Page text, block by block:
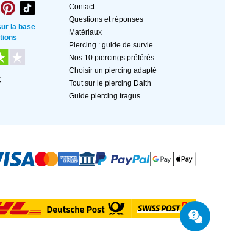
la base
Contact
Questions et réponses
Matériaux
Piercing : guide de survie
Nos 10 piercings préférés
Choisir un piercing adapté
Tout sur le piercing Daith
Guide piercing tragus